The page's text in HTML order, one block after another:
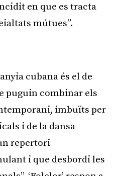
en que es tracta
mútues”.
cubana és el de
puguin combinar els
imbuïts per
i de la dansa
repertori
i que desbordi les